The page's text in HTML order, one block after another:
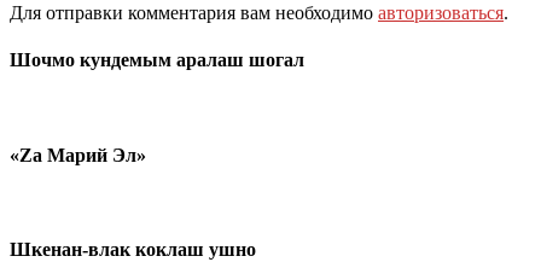
Для отправки комментария вам необходимо авторизоваться.
Шочмо кундемым аралаш шогал
«Zа Марий Эл»
Шкенан-влак коклаш ушно